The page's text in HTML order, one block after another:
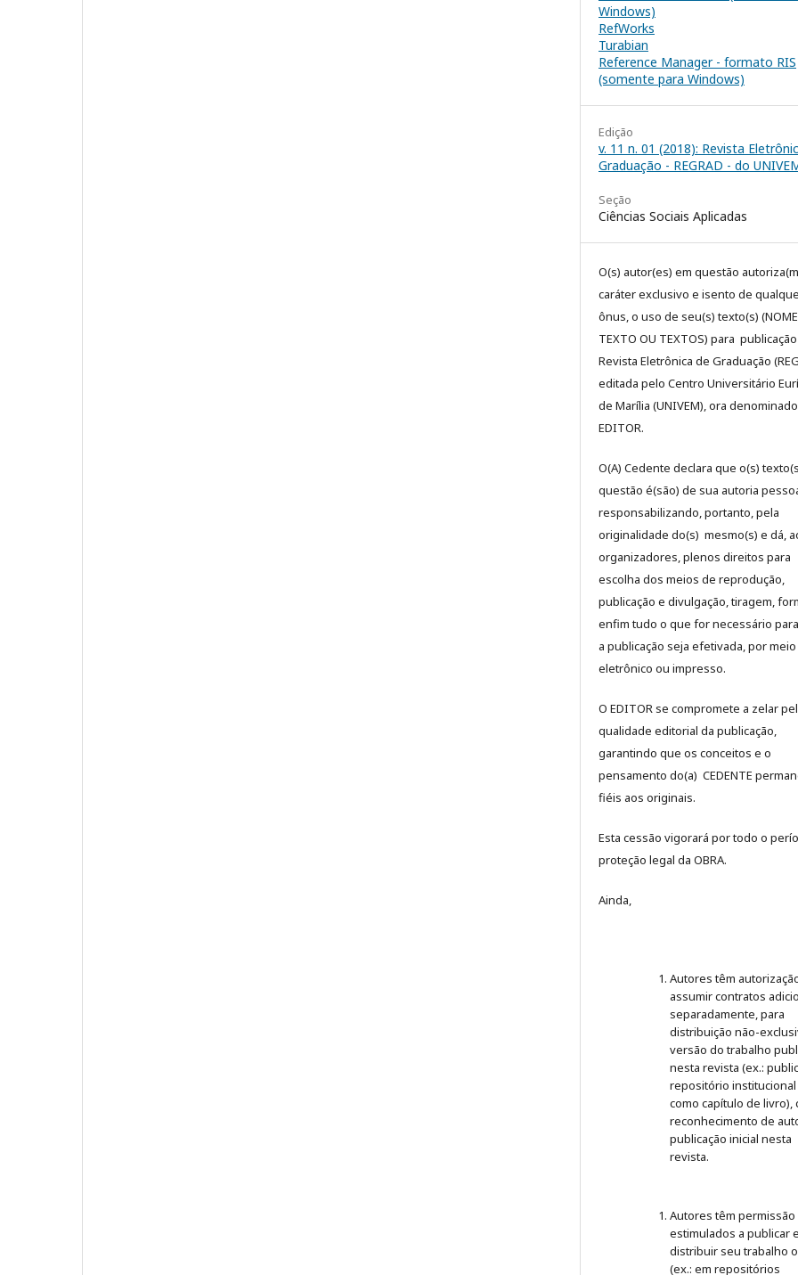
Windows)
RefWorks
Turabian
Reference Manager - formato RIS
(somente para Windows)
Edição
v. 11 n. 01 (2018): Revista
Graduação - REGRAD - do
Seção
Ciências Sociais Aplicadas
O(s) autor(es) em questão
caráter exclusivo e isento de
ônus, o uso de seu(s) texto(s)
TEXTO OU TEXTOS) para
Revista Eletrônica de Graduação
editada pelo Centro Universitário
de Marília (UNIVEM), ora denominado
EDITOR.
O(A) Cedente declara que o(s)
questão é(são) de sua autoria
responsabilizando, portanto, pela
originalidade do(s) mesmo(s) e dá,
organizadores, plenos direitos para
escolha dos meios de reprodução,
publicação e divulgação, tiragem,
enfim tudo o que for necessário
a publicação seja efetivada, por meio
eletrônico ou impresso.
O EDITOR se compromete a zelar
qualidade editorial da publicação,
garantindo que os conceitos e o
pensamento do(a) CEDENTE
fiéis aos originais.
Esta cessão vigorará por todo o
proteção legal da OBRA.
Ainda,
Autores têm
assumir contratos
separadamente, para
distribuição não-
versão do trabalho
nesta revista (ex.:
repositório institucional
como capítulo de livro),
reconhecimento de
publicação inicial nesta
revista.
Autores têm permissão
estimulados a publicar e
distribuir seu trabalho
(ex.: em repositórios